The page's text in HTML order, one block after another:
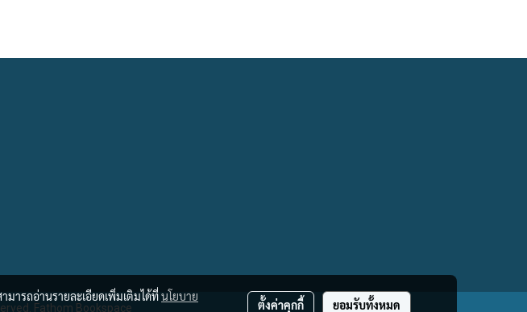
Fathom Bookspace
ารถอ่านรายละเอียดเพิ่มเติมได้ที่นโยบาย
ตั้งค่าคุกกี้ ยอมรับทั้งหมด